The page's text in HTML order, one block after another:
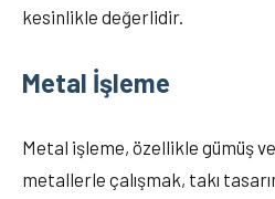
kesinlikle değerlidir.
Metal İşleme
Metal işleme, özellikle gümüş
metallerle çalışmak, takı